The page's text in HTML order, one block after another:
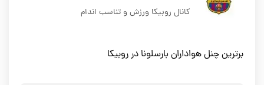
کانال روبیکا ورزش و تناسب اندام
برترین چنل هواداران بارسلونا در روبیکا